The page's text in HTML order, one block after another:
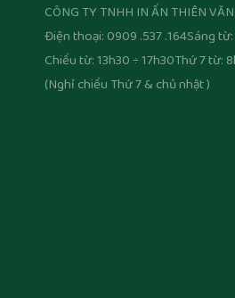
CÔNG TY TNHH IN ẤN THIÊN VĂN
Điện thoại: 0909 .537 .164Sáng
Chiều từ: 13h30 ÷ 17h30Thứ 7 từ:
(Nghỉ chiều Thứ 7 & chủ nhật )